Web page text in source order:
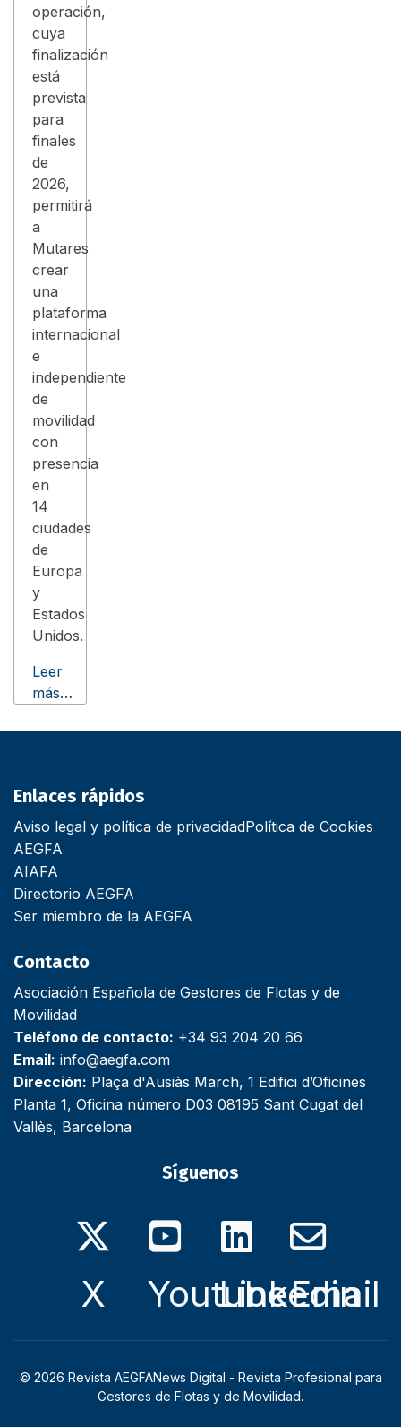
operación,
cuya
finalización
está
prevista
para
finales
de
2026,
permitirá
a
Mutares
crear
una
plataforma
internacional
e
independiente
de
movilidad
con
presencia
en
14
ciudades
de
Europa
y
Estados
Unidos.
Leer
más…
Enlaces rápidos
Aviso legal y política de privacidadPolítica de Cookies
AEGFA
AIAFA
Directorio AEGFA
Ser miembro de la AEGFA
Contacto
Asociación Española de Gestores de Flotas y de
Movilidad
Teléfono de contacto: +34 93 204 20 66
Email: info@aegfa.com
Dirección: Plaça d'Ausiàs March, 1 Edifici d’Oficines
Planta 1, Oficina número D03 08195 Sant Cugat del
Vallès, Barcelona
Síguenos
X YoutubeLinkedin
Email
© 2026 Revista AEGFANews Digital - Revista Profesional para
Gestores de Flotas y de Movilidad.